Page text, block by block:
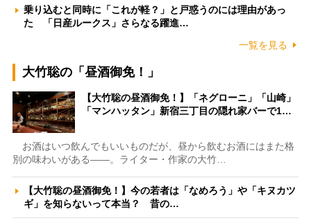
乗り込むと同時に「これが軽？」と戸惑うのには理由があっ
た 「日産ルークス」さらなる躍進…
一覧を見る
大竹聡の「昼酒御免！」
【大竹聡の昼酒御免！】「ネグローニ」「山崎」
「マンハッタン」新宿三丁目の隠れ家バーで1…
お酒はいつ飲んでもいいものだが、昼から飲むお酒にはまた格
別の味わいがある――。ライター・作家の大竹…
【大竹聡の昼酒御免！】今の若者は「なめろう」や「キヌカツ
ギ」を知らないって本当？ 昔の…